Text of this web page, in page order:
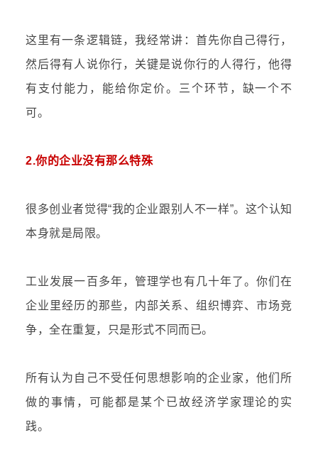
这里有一条逻辑链，我经常讲：首先你自己得行，
然后得有人说你行，关键是说你行的人得行，他得
有支付能力，能给你定价。三个环节，缺一个不
可。
2.你的企业没有那么特殊
很多创业者觉得“我的企业跟别人不一样”。这个认知
本身就是局限。
工业发展一百多年，管理学也有几十年了。你们在
企业里经历的那些，内部关系、组织博弈、市场竞
争，全在重复，只是形式不同而已。
所有认为自己不受任何思想影响的企业家，他们所
做的事情，可能都是某个已故经济学家理论的实
践。